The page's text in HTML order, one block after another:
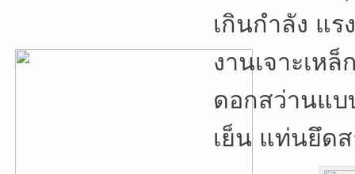
เกินกำลัง แ
งานเจาะเห
ดอกสว่านแบ
เย็น แท่นยึด